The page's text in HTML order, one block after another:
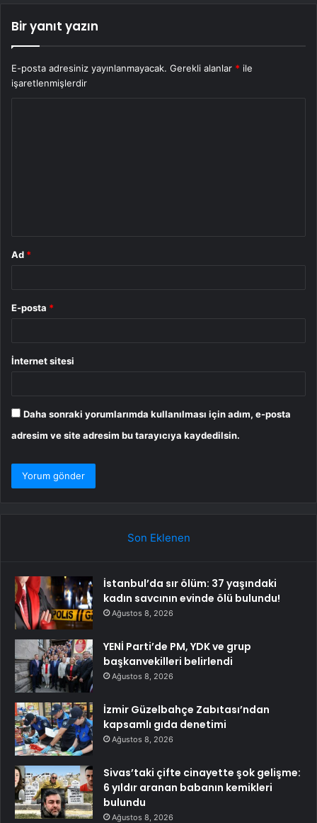
Bir yanıt yazın
E-posta adresiniz yayınlanmayacak. Gerekli alanlar * ile
işaretlenmişlerdir
Ad *
E-posta *
İnternet sitesi
Daha sonraki yorumlarımda kullanılması için adım, e-posta
adresim ve site adresim bu tarayıcıya kaydedilsin.
Son Eklenen
İstanbul’da sır ölüm: 37 yaşındaki
kadın savcının evinde ölü bulundu!
Ağustos 8, 2026
YENİ Parti’de PM, YDK ve grup
başkanvekilleri belirlendi
Ağustos 8, 2026
İzmir Güzelbahçe Zabıtası’ndan
kapsamlı gıda denetimi
Ağustos 8, 2026
Sivas’taki çifte cinayette şok gelişme:
6 yıldır aranan babanın kemikleri
bulundu
Ağustos 8, 2026